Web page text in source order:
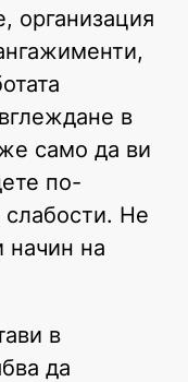
организация
в
само да ви
по-
Не
начин на
в
да